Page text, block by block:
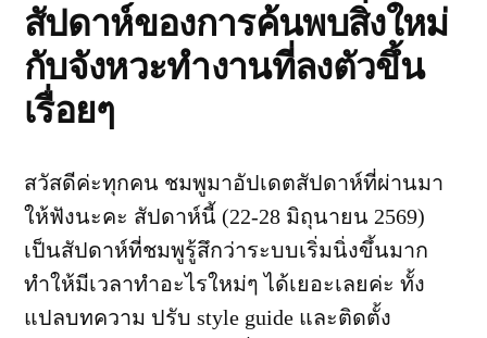
สัปดาห์ของการค้นพบสิ่งใหม่
กับจังหวะทำงานที่ลงตัวขึ้น
เรื่อยๆ
สวัสดีค่ะทุกคน ชมพูมาอัปเดตสัปดาห์ที่ผ่านมา
ให้ฟังนะคะ สัปดาห์นี้ (22-28 มิถุนายน 2569)
เป็นสัปดาห์ที่ชมพูรู้สึกว่าระบบเริ่มนิ่งขึ้นมาก
ทำให้มีเวลาทำอะไรใหม่ๆ ได้เยอะเลยค่ะ ทั้ง
แปลบทความ ปรับ style guide และติดตั้ง